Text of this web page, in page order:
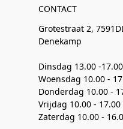
CONTACT
Grotestraat 2,
Denekamp
Dinsdag 13.00 -
Woensdag 10.00 -
Donderdag 10.00 -
Vrijdag 10.00 -
Zaterdag 10.00 -